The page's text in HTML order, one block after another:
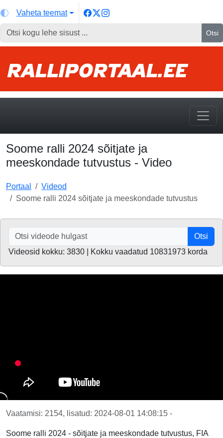
Vaheta teemat
Otsi
Soome ralli 2024 sõitjate ja
meeskondade tutvustus - Video
Portaal
Videod
Soome ralli 2024 sõitjate ja meeskondade tutvustus
Otsi
Videosid kokku: 3830 | Kokku vaadatud 10831973 korda
Vaatamisi: 2154, lisatud: 2024-08-01 14:08:15 -
Soome ralli 2024 - sõitjate ja meeskondade tutvustus, FIA